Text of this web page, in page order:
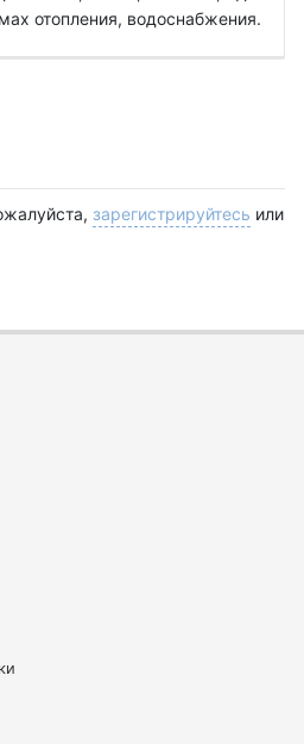
отопления, водоснабжения.
зарегистрируйтесь или